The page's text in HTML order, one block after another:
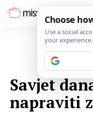
Savjet
napraviti